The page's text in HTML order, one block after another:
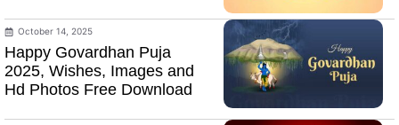
October 14, 2025
Happy Govardhan Puja
2025, Wishes, Images and
Hd Photos Free Download